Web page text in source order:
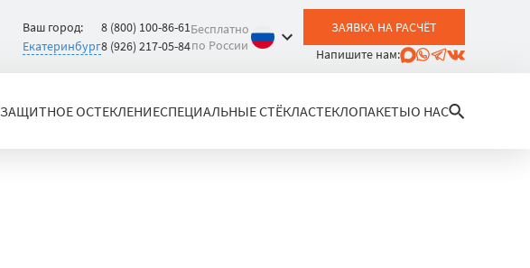
Ваш город:
Екатеринбург
8 (800) 100-86-61
8 (926) 217-05-84
Бесплатно
по России
ЗАЯВКА НА РАСЧЁТ
Напишите нам:
ЗАЩИТНОЕ ОСТЕКЛЕНИЕСПЕЦИАЛЬНЫЕ СТЁКЛАСТЕКЛОПАКЕТЫО НАС